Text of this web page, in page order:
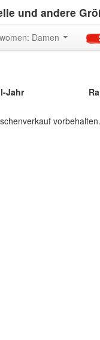
und andere
Damen
Jahr
vorbehalten.